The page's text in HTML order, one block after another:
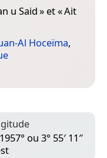
u Said» et «Ait
Al Hoceïma,
ou 3° 55′ 11″